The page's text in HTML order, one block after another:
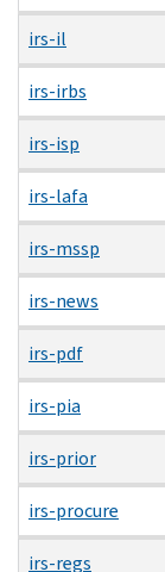
irs-il
irs-irbs
irs-isp
irs-lafa
irs-mssp
irs-news
irs-pdf
irs-pia
irs-prior
irs-procure
irs-regs